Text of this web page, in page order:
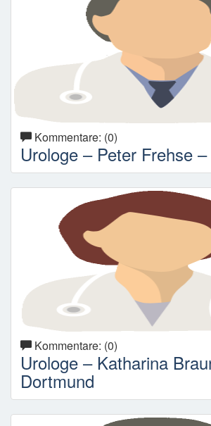
Kommentare: (0)
Urologe – Peter Frehse
Kommentare: (0)
Urologe – Katharina
Dortmund